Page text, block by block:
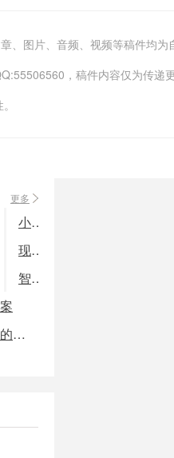
，稿件内容仅为传递
更多
小额贷款管理解决方案
现代帐务处理系统
智行皮具管理系统
DocCare在广告行业的文档管理应用